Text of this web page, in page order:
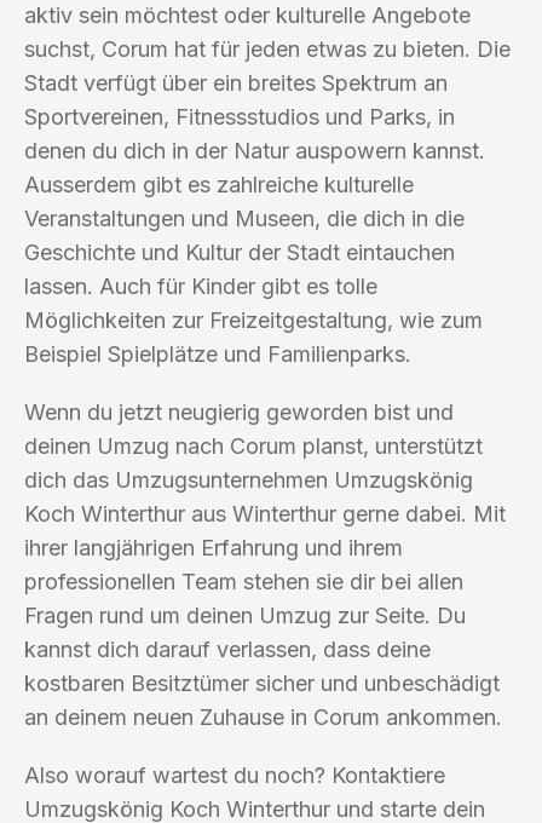
aktiv sein möchtest oder kulturelle Angebote
suchst, Corum hat für jeden etwas zu bieten. Die
Stadt verfügt über ein breites Spektrum an
Sportvereinen, Fitnessstudios und Parks, in
denen du dich in der Natur auspowern kannst.
Ausserdem gibt es zahlreiche kulturelle
Veranstaltungen und Museen, die dich in die
Geschichte und Kultur der Stadt eintauchen
lassen. Auch für Kinder gibt es tolle
Möglichkeiten zur Freizeitgestaltung, wie zum
Beispiel Spielplätze und Familienparks.
Wenn du jetzt neugierig geworden bist und
deinen Umzug nach Corum planst, unterstützt
dich das Umzugsunternehmen Umzugskönig
Koch Winterthur aus Winterthur gerne dabei. Mit
ihrer langjährigen Erfahrung und ihrem
professionellen Team stehen sie dir bei allen
Fragen rund um deinen Umzug zur Seite. Du
kannst dich darauf verlassen, dass deine
kostbaren Besitztümer sicher und unbeschädigt
an deinem neuen Zuhause in Corum ankommen.
Also worauf wartest du noch? Kontaktiere
Umzugskönig Koch Winterthur und starte dein